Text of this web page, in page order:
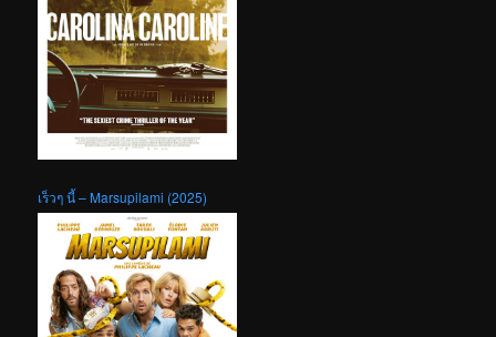
เร็วๆ นี้ – Marsupilami (2025)